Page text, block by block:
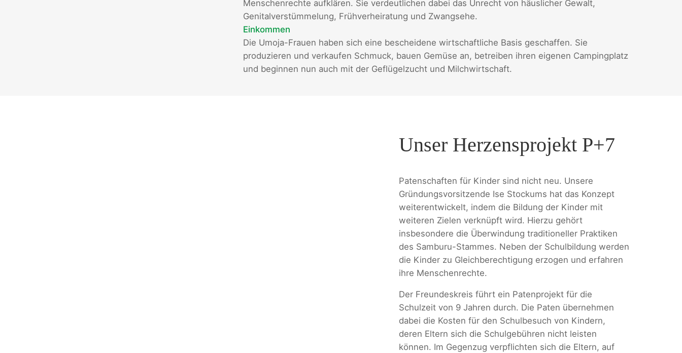
Menschenrechte aufklären. Sie verdeutlichen dabei das Unrecht von häuslicher Gewalt,
Genitalverstümmelung, Frühverheiratung und Zwangsehe.
Einkommen
Die Umoja-Frauen haben sich eine bescheidene wirtschaftliche Basis geschaffen. Sie
produzieren und verkaufen Schmuck, bauen Gemüse an, betreiben ihren eigenen Campingplatz
und beginnen nun auch mit der Geflügelzucht und Milchwirtschaft.
Unser Herzensprojekt P+7
Patenschaften für Kinder sind nicht neu. Unsere
Gründungsvorsitzende Ise Stockums hat das Konzept
weiterentwickelt, indem die Bildung der Kinder mit
weiteren Zielen verknüpft wird. Hierzu gehört
insbesondere die Überwindung traditioneller Praktiken
des Samburu-Stammes. Neben der Schulbildung werden
die Kinder zu Gleichberechtigung erzogen und erfahren
ihre Menschenrechte.
Der Freundeskreis führt ein Patenprojekt für die
Schulzeit von 9 Jahren durch. Die Paten übernehmen
dabei die Kosten für den Schulbesuch von Kindern,
deren Eltern sich die Schulgebühren nicht leisten
können. Im Gegenzug verpflichten sich die Eltern, auf